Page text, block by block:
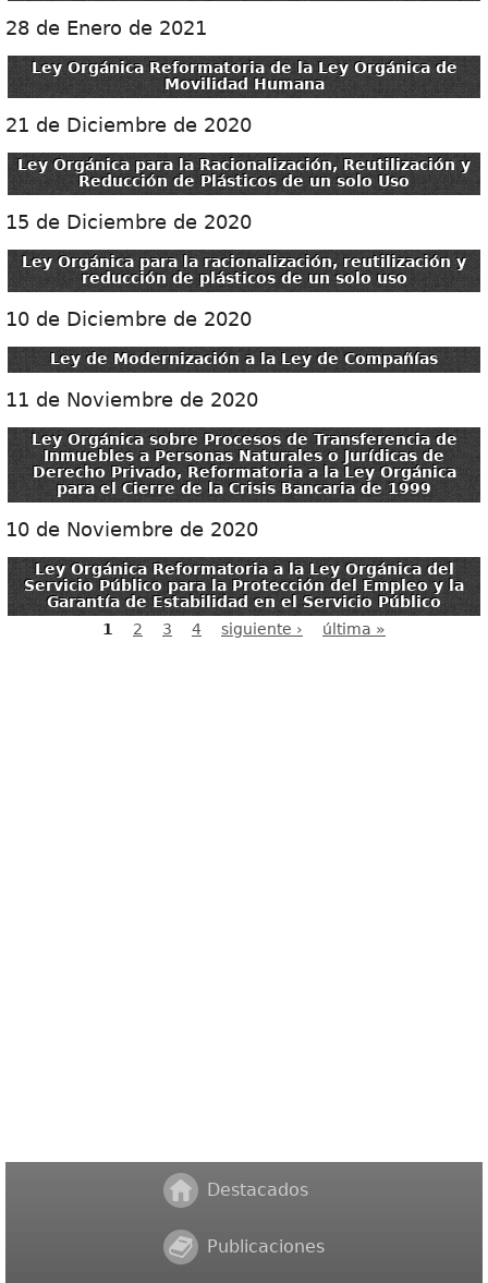
28 de Enero de 2021
Ley Orgánica Reformatoria de la Ley Orgánica de
Movilidad Humana
21 de Diciembre de 2020
Ley Orgánica para la Racionalización, Reutilización y
Reducción de Plásticos de un solo Uso
15 de Diciembre de 2020
Ley Orgánica para la racionalización, reutilización y
reducción de plásticos de un solo uso
10 de Diciembre de 2020
Ley de Modernización a la Ley de Compañías
11 de Noviembre de 2020
Ley Orgánica sobre Procesos de Transferencia de
Inmuebles a Personas Naturales o Jurídicas de
Derecho Privado, Reformatoria a la Ley Orgánica
para el Cierre de la Crisis Bancaria de 1999
10 de Noviembre de 2020
Ley Orgánica Reformatoria a la Ley Orgánica del
Servicio Público para la Protección del Empleo y la
Garantía de Estabilidad en el Servicio Público
1 2 3 4 siguiente › última »
Destacados
Publicaciones